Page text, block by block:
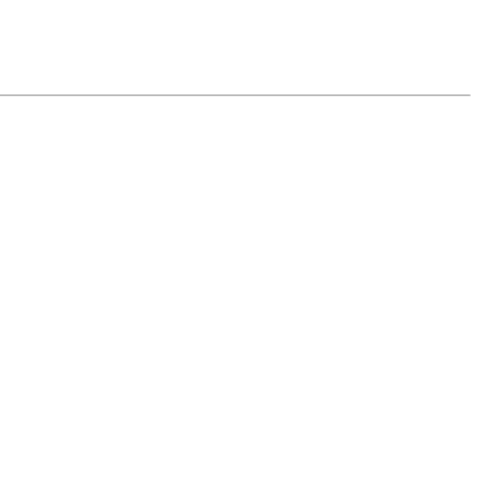
Vipps, Klarna och Google Pay.
debiteras kortet/fakturan.